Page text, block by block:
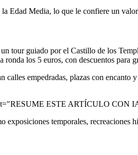
Edad Media, lo que le confiere un
tour guiado por el Castillo de los
los 5 euros, con descuentos para
empedradas, plazas con
ESTE ARTÍCULO CON
temporales, recreaciones